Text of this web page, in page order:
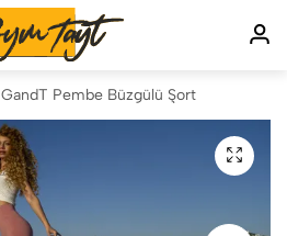
GandT Pembe Büzgülü Şort